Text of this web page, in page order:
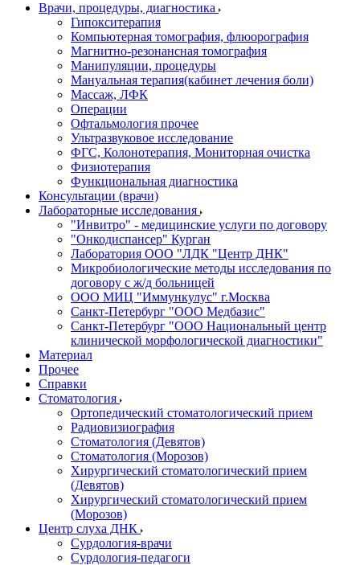
Врачи, процедуры, диагностика
Гипокситерапия
Компьютерная томография, флюорография
Магнитно-резонансная томография
Манипуляции, процедуры
Мануальная терапия(кабинет лечения боли)
Массаж, ЛФК
Операции
Офтальмология прочее
Ультразвуковое исследование
ФГС, Колонотерапия, Мониторная очистка
Физиотерапия
Функциональная диагностика
Консультации (врачи)
Лабораторные исследования
"Инвитро" - медицинские услуги по договору
"Онкодиспансер" Курган
Лаборатория ООО "ЛДК "Центр ДНК"
Микробиологические методы исследования по
договору с ж/д больницей
ООО МИЦ "Иммункулус" г.Москва
Санкт-Петербург "ООО Медбазис"
Санкт-Петербург "ООО Национальный центр
клинической морфологической диагностики"
Материал
Прочее
Справки
Стоматология
Ортопедический стоматологический прием
Радиовизиография
Стоматология (Девятов)
Стоматология (Морозов)
Хирургический стоматологический прием
(Девятов)
Хирургический стоматологический прием
(Морозов)
Центр слуха ДНК
Сурдология-врачи
Сурдология-педагоги